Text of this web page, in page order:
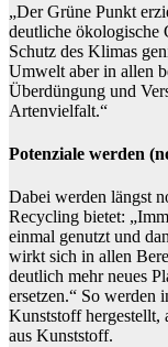
„Der Grüne Punkt
deutliche ökologische
Schutz des Klimas
Umwelt aber in allen
Überdüngung und
Artenvielfalt.“
Potenziale werden
Dabei werden längst
Recycling bietet:
einmal genutzt und
wirkt sich in allen
deutlich mehr neues
ersetzen.“ So
Kunststoff hergestellt,
aus Kunststoff.